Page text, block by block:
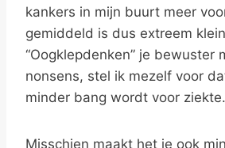
kankers in mijn buurt meer
gemiddeld is dus extreem
“Oogklepdenken” je bewuster
nonsens, stel ik mezelf voor
minder bang wordt voor ziekte.
Misschien maakt het je ook